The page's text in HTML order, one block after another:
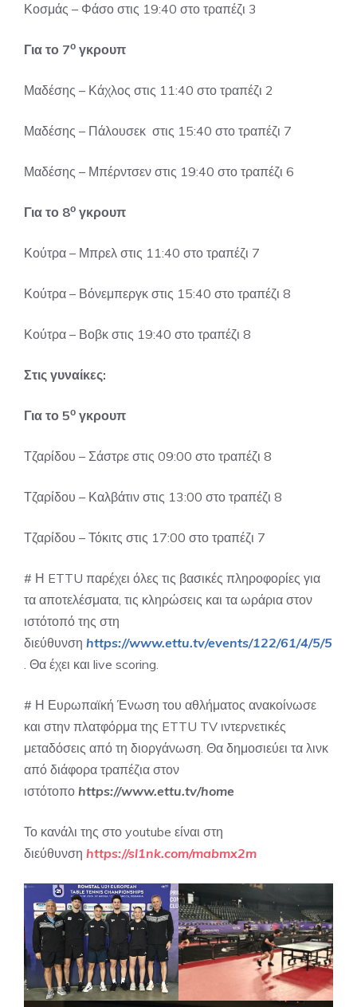
Κοσμάς – Φάσο στις 19:40 στο τραπέζι 3
Για το 7ο γκρουπ
Μαδέσης – Κάχλος στις 11:40 στο τραπέζι 2
Μαδέσης – Πάλουσεκ στις 15:40 στο τραπέζι 7
Μαδέσης – Μπέρντσεν στις 19:40 στο τραπέζι 6
Για το 8ο γκρουπ
Κούτρα – Μπρελ στις 11:40 στο τραπέζι 7
Κούτρα – Βόνεμπεργκ στις 15:40 στο τραπέζι 8
Κούτρα – Βοβκ στις 19:40 στο τραπέζι 8
Στις γυναίκες:
Για το 5ο γκρουπ
Τζαρίδου – Σάστρε στις 09:00 στο τραπέζι 8
Τζαρίδου – Καλβάτιν στις 13:00 στο τραπέζι 8
Τζαρίδου – Τόκιτς στις 17:00 στο τραπέζι 7
# Η ETTU παρέχει όλες τις βασικές πληροφορίες για
τα αποτελέσματα, τις κληρώσεις και τα ωράρια στον
ιστότοπό της στη
διεύθυνση https://www.ettu.tv/events/122/61/4/5/5
. Θα έχει και live scoring.
# Η Ευρωπαϊκή Ένωση του αθλήματος ανακοίνωσε
και στην πλατφόρμα της ETTU TV ιντερνετικές
μεταδόσεις από τη διοργάνωση. Θα δημοσιεύει τα λινκ
από διάφορα τραπέζια στον
ιστότοπο https://www.ettu.tv/home
Το κανάλι της στο youtube είναι στη
διεύθυνση https://sl1nk.com/mabmx2m